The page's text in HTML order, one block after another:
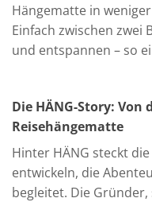
Hängematte in
Einfach zwischen zwei
und entspannen – so
Die HÄNG-Story: Von
Reisehängematte
Hinter HÄNG steckt
entwickeln, die
begleitet. Die